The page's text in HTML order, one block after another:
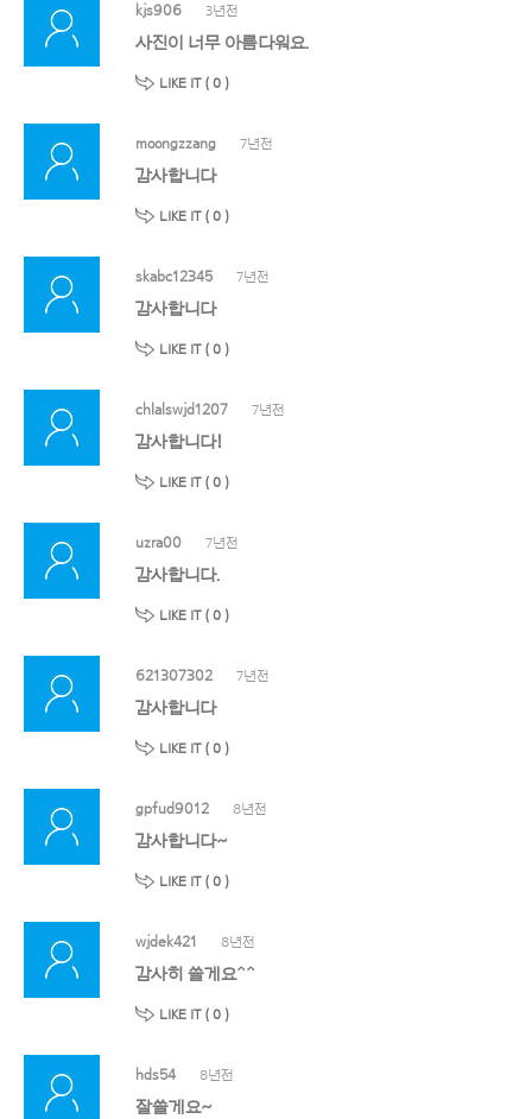
kjs906 3년전
사진이 너무 아름다워요.
LIKE IT ( 0 )
moongzzang 7년전
감사합니다
LIKE IT ( 0 )
skabc12345 7년전
감사합니다
LIKE IT ( 0 )
chlalswjd1207 7년전
감사합니다!
LIKE IT ( 0 )
uzra00 7년전
감사합니다.
LIKE IT ( 0 )
621307302 7년전
감사합니다
LIKE IT ( 0 )
gpfud9012 8년전
감사합니다~
LIKE IT ( 0 )
wjdek421 8년전
감사히 쓸게요^^
LIKE IT ( 0 )
hds54 8년전
잘쓸게요~